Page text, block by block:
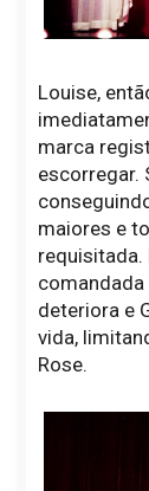
Louise,
marca
escorregar.
maiores e
requisitada.
comandada
deteriora e
vida,
Rose.